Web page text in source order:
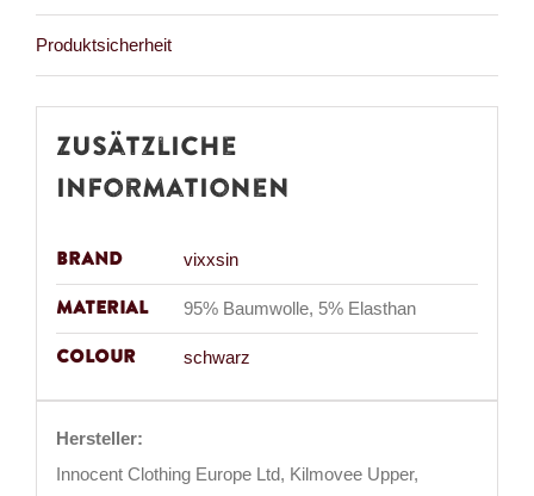
Produktsicherheit
Zusätzliche
Informationen
Brand vixxsin
Material 95% Baumwolle, 5% Elasthan
Colour schwarz
Hersteller:
Innocent Clothing Europe Ltd, Kilmovee Upper,